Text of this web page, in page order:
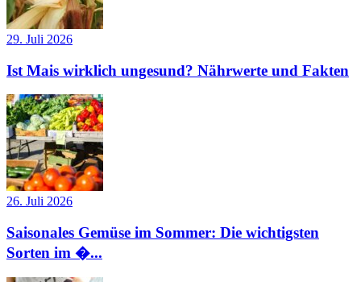
29. Juli 2026
Ist Mais wirklich ungesund? Nährwerte und Fakten
26. Juli 2026
Saisonales Gemüse im Sommer: Die wichtigsten
Sorten im �...